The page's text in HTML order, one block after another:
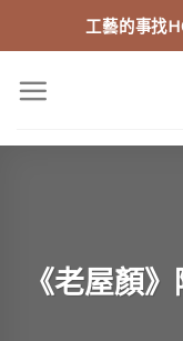
to
content
工藝的事找
《老屋顏